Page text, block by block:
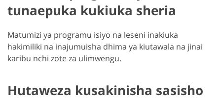
tunaepuka kukiuka sheria
Matumizi ya programu isiyo na leseni inakiuka
hakimiliki na inajumuisha dhima ya kiutawala na jinai
karibu nchi zote za ulimwengu.
Hutaweza kusakinisha sasisho